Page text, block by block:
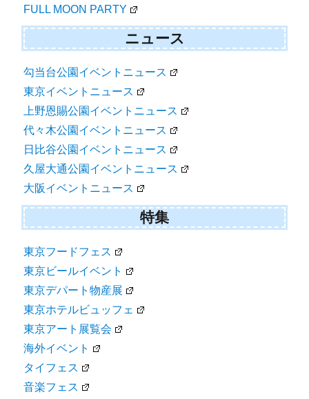
FULL MOON PARTY
ニュース
勾当台公園イベントニュース
東京イベントニュース
上野恩賜公園イベントニュース
代々木公園イベントニュース
日比谷公園イベントニュース
久屋大通公園イベントニュース
大阪イベントニュース
特集
東京フードフェス
東京ビールイベント
東京デパート物産展
東京ホテルビュッフェ
東京アート展覧会
海外イベント
タイフェス
音楽フェス